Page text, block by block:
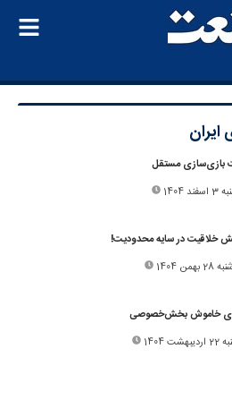
بازی‌سازی مستقل
1404
خلاقیت در سایه محدودیت!
1404
خاموش بخش‌خصوصی
1404